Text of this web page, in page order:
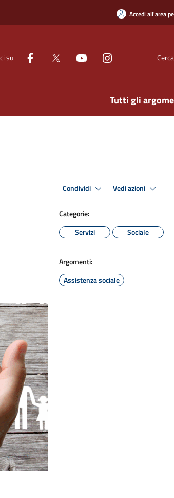
Accedi all'area
su Cerca
Tutti gli
Condividi Vedi azioni
Categorie:
Servizi
Sociale
Argomenti:
Assistenza sociale